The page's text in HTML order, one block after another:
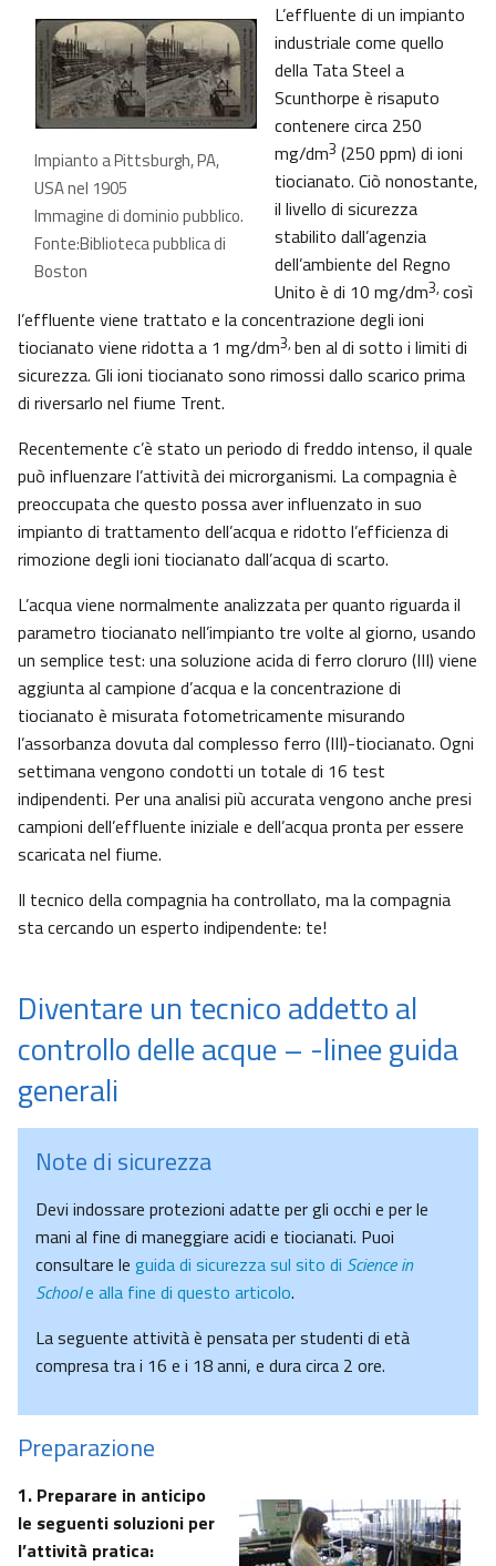
Impianto a Pittsburgh, PA,
USA nel 1905
Immagine di dominio pubblico.
Fonte:Biblioteca pubblica di
Boston
L’effluente di un impianto
industriale come quello
della Tata Steel a
Scunthorpe è risaputo
contenere circa 250
mg/dm3 (250 ppm) di ioni
tiocianato. Ciò nonostante,
il livello di sicurezza
stabilito dall’agenzia
dell’ambiente del Regno
Unito è di 10 mg/dm3, così
l’effluente viene trattato e la concentrazione degli ioni
tiocianato viene ridotta a 1 mg/dm3, ben al di sotto i limiti di
sicurezza. Gli ioni tiocianato sono rimossi dallo scarico prima
di riversarlo nel fiume Trent.
Recentemente c’è stato un periodo di freddo intenso, il quale
può influenzare l’attività dei microrganismi. La compagnia è
preoccupata che questo possa aver influenzato in suo
impianto di trattamento dell’acqua e ridotto l’efficienza di
rimozione degli ioni tiocianato dall’acqua di scarto.
L’acqua viene normalmente analizzata per quanto riguarda il
parametro tiocianato nell’impianto tre volte al giorno, usando
un semplice test: una soluzione acida di ferro cloruro (III) viene
aggiunta al campione d’acqua e la concentrazione di
tiocianato è misurata fotometricamente misurando
l’assorbanza dovuta dal complesso ferro (III)-tiocianato. Ogni
settimana vengono condotti un totale di 16 test
indipendenti. Per una analisi più accurata vengono anche presi
campioni dell’effluente iniziale e dell’acqua pronta per essere
scaricata nel fiume.
Il tecnico della compagnia ha controllato, ma la compagnia
sta cercando un esperto indipendente: te!
Diventare un tecnico addetto al
controllo delle acque – -linee guida
generali
Note di sicurezza
Devi indossare protezioni adatte per gli occhi e per le
mani al fine di maneggiare acidi e tiocianati. Puoi
consultare le guida di sicurezza sul sito di Science in
Schoole alla fine di questo articolo.
La seguente attività è pensata per studenti di età
compresa tra i 16 e i 18 anni, e dura circa 2 ore.
Preparazione
1. Preparare in anticipo
le seguenti soluzioni per
l’attività pratica: